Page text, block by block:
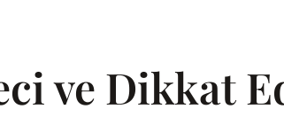
ve Dikkat